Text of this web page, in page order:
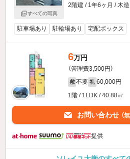
すべての写真
2階建 / 1年6ヶ月 / 木造
駐車場あり 駐輪場あり 宅配ボックス
6万円
（管理費3,500円）
敷 不要 礼 60,000円
1階 / 1LDK / 40.88㎡
お問い合わせ （
提供